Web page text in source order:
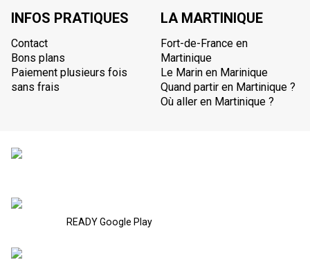
INFOS PRATIQUES
Contact
Bons plans
Paiement plusieurs fois
sans frais
LA MARTINIQUE
Fort-de-France en
Martinique
Le Marin en Marinique
Quand partir en Martinique ?
Où aller en Martinique ?
READY Google Play